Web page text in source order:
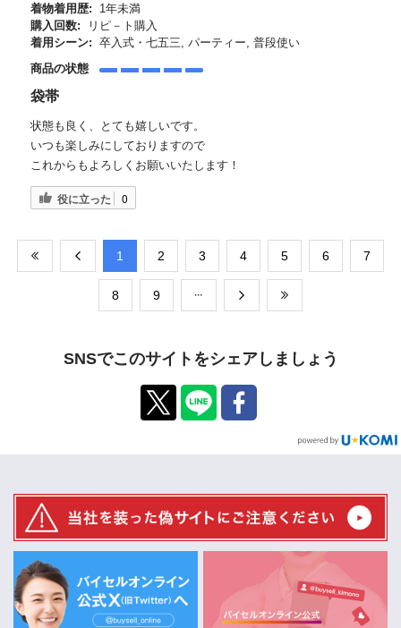
着物着用歴:
1年未満
購入回数:
リピ－ト購入
着用シーン: 卒入式・七五三, パーティー, 普段使い
商品の状態
袋帯
状態も良く、とても嬉しいです。
いつも楽しみにしておりますので
これからもよろしくお願いいたします！
役に立った 0
​1 ​2 ​3 ​4 ​5 ​6 ​7
​8 ​9
SNSでこのサイトをシェアしましょう